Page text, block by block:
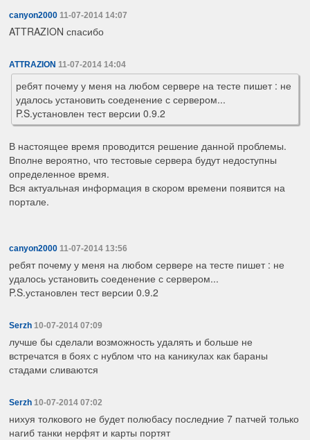
canyon2000 11-07-2014 14:07
ATTRAZION спасибо
ATTRAZION 11-07-2014 14:04
ребят почему у меня на любом сервере на тесте пишет : не
удалось установить соеденение с сервером...
P.S.установлен тест версии 0.9.2
В настоящее время проводится решение данной проблемы.
Вполне вероятно, что тестовые сервера будут недоступны
определенное время.
Вся актуальная информация в скором времени появится на
портале.
canyon2000 11-07-2014 13:56
ребят почему у меня на любом сервере на тесте пишет : не
удалось установить соеденение с сервером...
P.S.установлен тест версии 0.9.2
Serzh 10-07-2014 07:09
лучше бы сделали возможность удалять и больше не
встречатся в боях с нублом что на каникулах как бараны
стадами сливаются
Serzh 10-07-2014 07:02
нихуя толкового не будет полюбасу последние 7 патчей только
нагиб танки нерфят и карты портят